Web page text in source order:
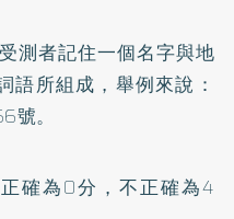
測者記住一個名字與地
語所組成，舉例來說：
號。
確為0分，不正確為4